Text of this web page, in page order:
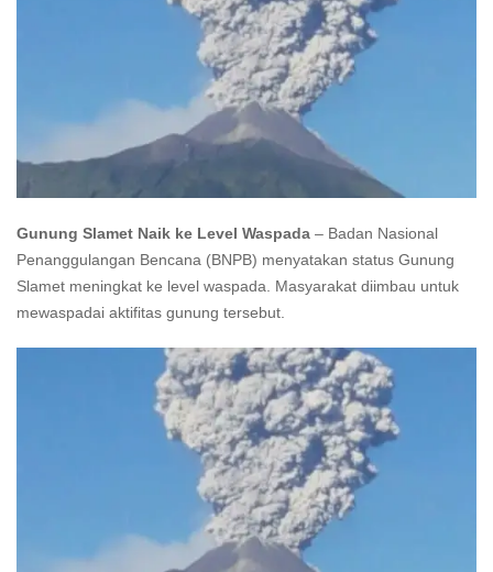
Gunung Slamet Naik ke Level Waspada – Badan Nasional
Penanggulangan Bencana (BNPB) menyatakan status Gunung
Slamet meningkat ke level waspada. Masyarakat diimbau untuk
mewaspadai aktifitas gunung tersebut.